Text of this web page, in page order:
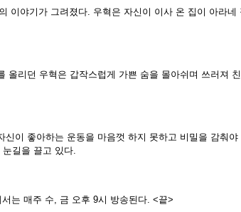
이야기가 그려졌다. 우혁은 자신이 이사 온 집이 아라
리던 우혁은 갑작스럽게 가쁜 숨을 몰아쉬며 쓰러져
이 좋아하는 운동을 마음껏 하지 못하고 비밀을 감춰
눈길을 끌고 있다.
는 매주 수, 금 오후 9시 방송된다. <끝>